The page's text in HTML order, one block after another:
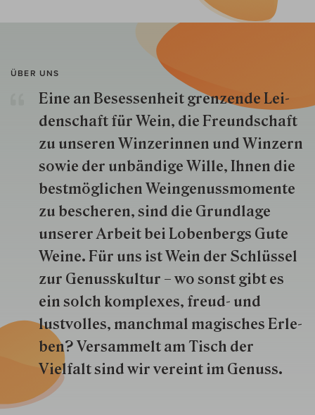
ÜBER UNS
Eine an Besessenheit gren­zende Lei­
den­schaft für Wein, die Freund­schaft
zu unseren Win­zer­innen und Win­zern
so­wie der un­bän­dige Wille, Ihnen die
best­mög­lich­en Wein­genuss­momente
zu besche­ren, sind die Grund­lage
unserer Arbeit bei Lobenbergs Gute
Weine. Für uns ist Wein der Schlüs­sel
zur Genuss­kultur – wo sonst gibt es
ein solch kom­plexes, freud- und
lustvolles, manchmal ma­gisch­es Er­le­
ben? Versammelt am Tisch der
Vielfalt sind wir ver­eint im Genuss.